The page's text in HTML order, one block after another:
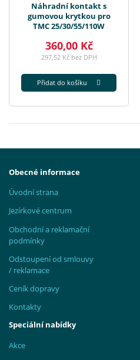
Náhradní kontakt s
gumovou krytkou pro
TMC 25/30/55/110W
360,00 Kč
297,52 Kč bez DPH
Přidat do košíku
Obecné informace
Úvodní strana
Jezírkové centrum
Obchodní a reklamační
podmínky
Odstoupení od smlouvy
/ reklamace
Ceník dopravy
Kontakty
Speciální nabídky
Akce